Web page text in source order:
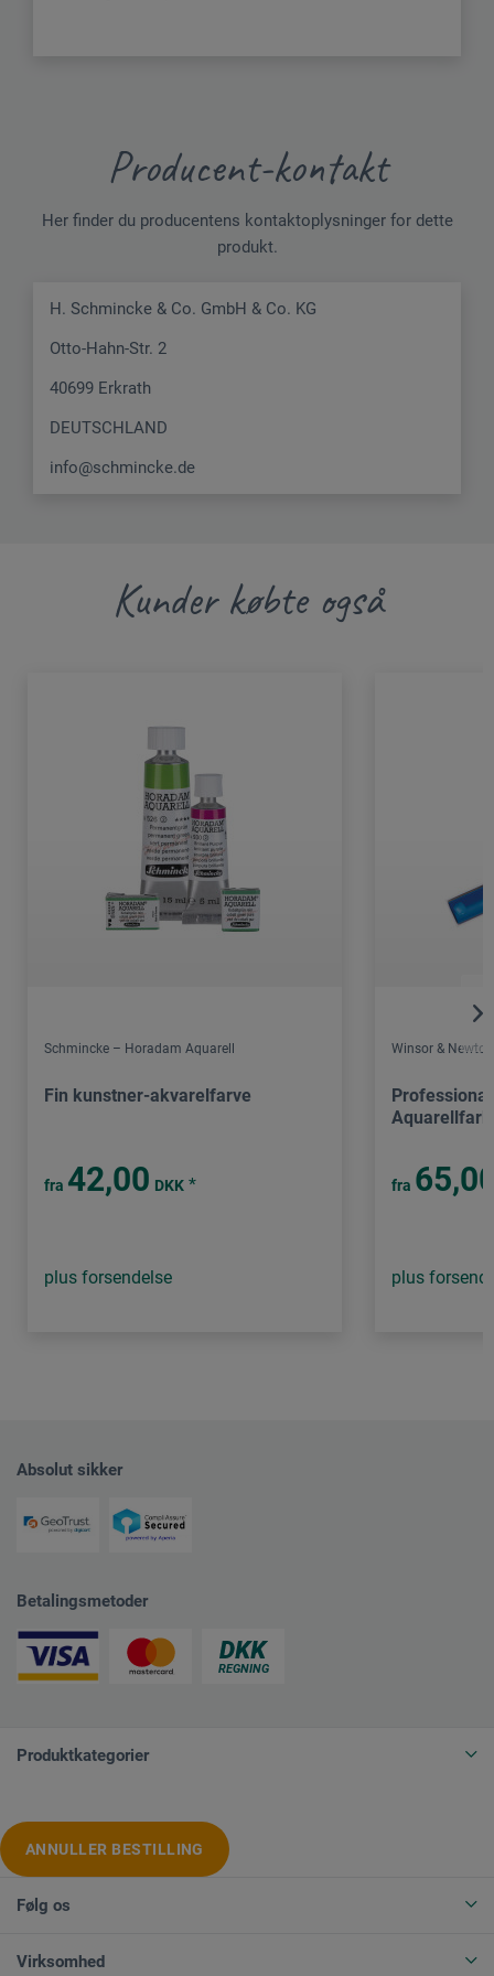
Producent-kontakt
Her finder du producentens kontaktoplysninger for dette
produkt.
H. Schmincke & Co. GmbH & Co. KG
Otto-Hahn-Str. 2
40699 Erkrath
DEUTSCHLAND
info@schmincke.de
Kunder købte også
Schmincke – Horadam Aquarell
Fin kunstner-akvarelfarve
fra 42,00 DKK *
plus forsendelse
Winsor & Newton
fra
plus
Absolut sikker
Betalingsmetoder
Produktkategorier
ANNULLER BESTILLING
Følg os
Virksomhed